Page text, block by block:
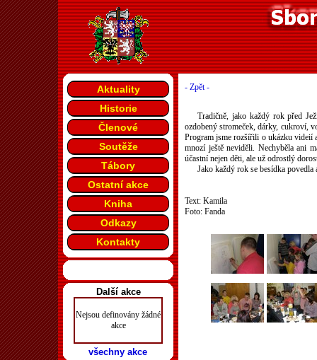
- Zpět -
Tradičně, jako každý rok před
ozdobený stromeček, dárky, cukroví,
Program jsme rozšířili o ukázku videií
mnozí ještě neviděli. Nechyběla ani
účastní nejen děti, ale už odrostlý
Jako každý rok se besídka povedla
Text: Kamila
Foto: Fanda
Aktuality
Historie
Členové
Soutěže
Tábory
Ostatní akce
Kniha
Odkazy
Kontakty
Další akce
Nejsou definovány žádné
akce
všechny akce